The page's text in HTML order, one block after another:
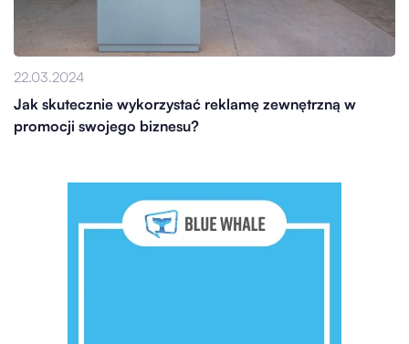
22.03.2024
Jak skutecznie wykorzystać reklamę zewnętrzną w
promocji swojego biznesu?